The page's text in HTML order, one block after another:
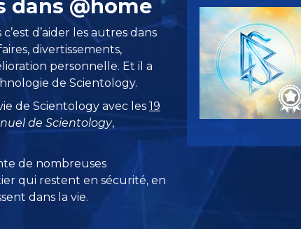
dans @home
d’aider les autres dans
divertissements,
personnelle. Et il a
de Scientology.
de Scientology avec les19
de Scientology,
de nombreuses
qui restent en sécurité, en
dans la vie.